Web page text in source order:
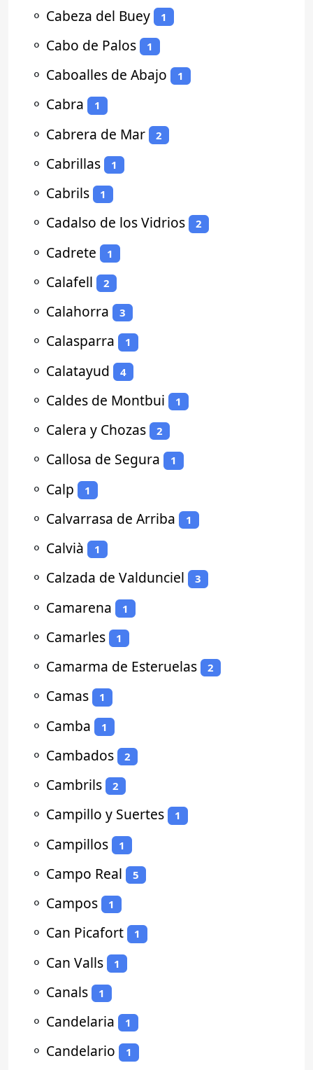
⚬ Cabeza del Buey 1
⚬ Cabo de Palos 1
⚬ Caboalles de Abajo 1
⚬ Cabra 1
⚬ Cabrera de Mar 2
⚬ Cabrillas 1
⚬ Cabrils 1
⚬ Cadalso de los Vidrios 2
⚬ Cadrete 1
⚬ Calafell 2
⚬ Calahorra 3
⚬ Calasparra 1
⚬ Calatayud 4
⚬ Caldes de Montbui 1
⚬ Calera y Chozas 2
⚬ Callosa de Segura 1
⚬ Calp 1
⚬ Calvarrasa de Arriba 1
⚬ Calvià 1
⚬ Calzada de Valdunciel 3
⚬ Camarena 1
⚬ Camarles 1
⚬ Camarma de Esteruelas 2
⚬ Camas 1
⚬ Camba 1
⚬ Cambados 2
⚬ Cambrils 2
⚬ Campillo y Suertes 1
⚬ Campillos 1
⚬ Campo Real 5
⚬ Campos 1
⚬ Can Picafort 1
⚬ Can Valls 1
⚬ Canals 1
⚬ Candelaria 1
⚬ Candelario 1